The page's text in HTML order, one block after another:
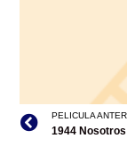
PELICULA
1944 Nosotros